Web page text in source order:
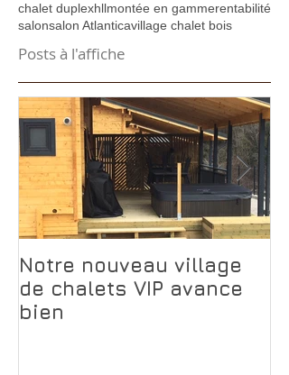
chalet duplexhllmontée en gammerentabilité
salonsalon Atlanticavillage chalet bois
Posts à l'affiche
Notre nouveau village
de chalets VIP avance
bien